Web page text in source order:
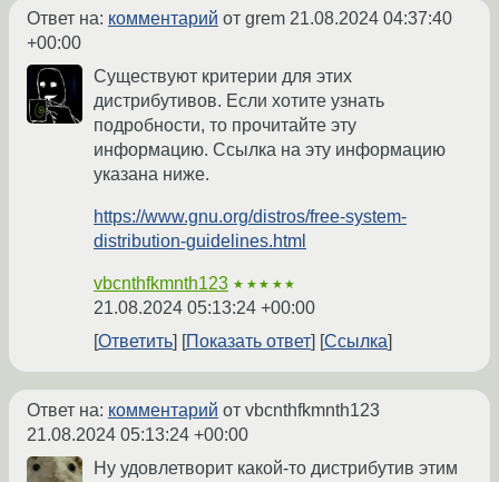
Ответ на: комментарий от grem 21.08.2024 04:37:40
+00:00
Существуют критерии для этих
дистрибутивов. Если хотите узнать
подробности, то прочитайте эту
информацию. Ссылка на эту информацию
указана ниже.
https://www.gnu.org/distros/free-system-
distribution-guidelines.html
vbcnthfkmnth123 ★★★★★
21.08.2024 05:13:24 +00:00
Ответить
Показать ответ Ссылка
Ответ на: комментарий от vbcnthfkmnth123
21.08.2024 05:13:24 +00:00
Ну удовлетворит какой-то дистрибутив этим